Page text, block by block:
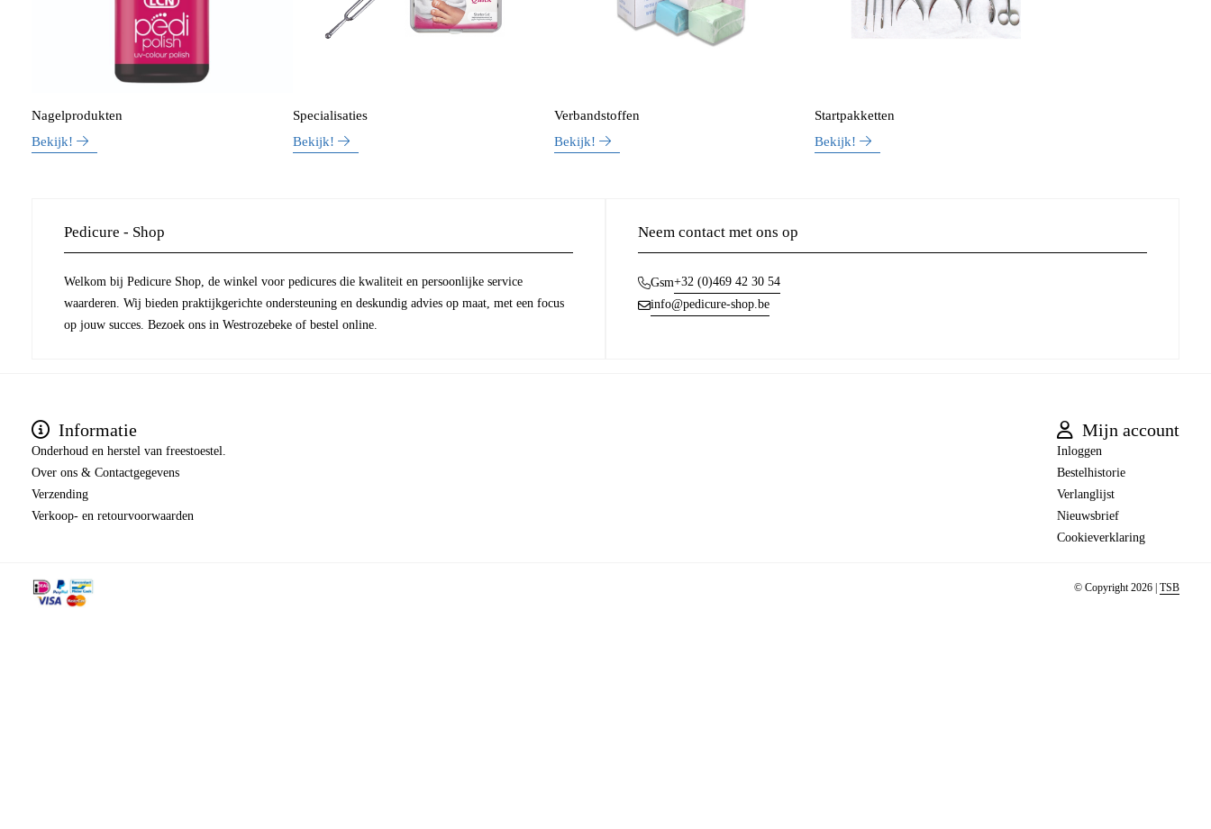
Nagelprodukten
Bekijk!
Specialisaties
Bekijk!
Verbandstoffen
Bekijk!
Startpakketten
Bekijk!
Pedicure - Shop
Welkom bij Pedicure Shop, de winkel voor pedicures die kwaliteit en persoonlijke service
waarderen. Wij bieden praktijkgerichte ondersteuning en deskundig advies op maat, met een focus
op jouw succes. Bezoek ons in Westrozebeke of bestel online.
Neem contact met ons op
Gsm+32 (0)469 42 30 54
info@pedicure-shop.be
Informatie
Onderhoud en herstel van freestoestel.
Over ons & Contactgegevens
Verzending
​​​​​​​Verkoop- en retourvoorwaarden
Mijn account
Inloggen
Bestelhistorie
Verlanglijst
Nieuwsbrief
Cookieverklaring
© Copyright 2026 | TSB